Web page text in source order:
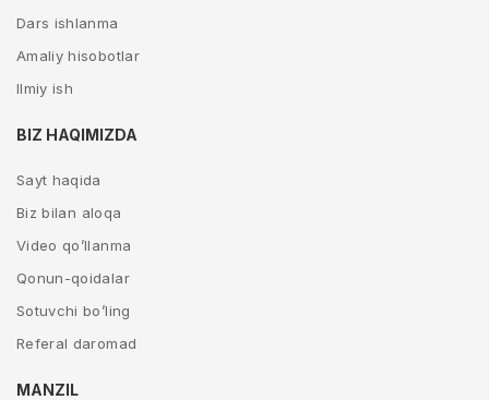
Dars ishlanma
Amaliy hisobotlar
Ilmiy ish
BIZ HAQIMIZDA
Sayt haqida
Biz bilan aloqa
Video qo’llanma
Qonun-qoidalar
Sotuvchi bo’ling
Referal daromad
MANZIL